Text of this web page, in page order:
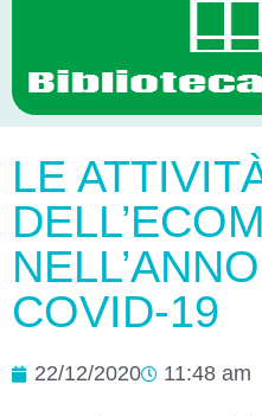
LE
COVID-19
22/12/2020 11:48 am